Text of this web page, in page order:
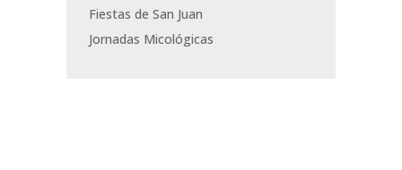
Fiestas de San Juan
Jornadas Micológicas